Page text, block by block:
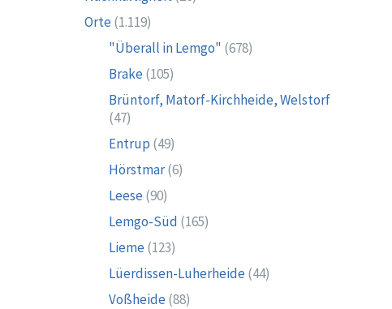
Orte (1.119)
"Überall in Lemgo" (678)
Brake (105)
Brüntorf, Matorf-Kirchheide, Welstorf
(47)
Entrup (49)
Hörstmar(6)
Leese (90)
Lemgo-Süd (165)
Lieme (123)
Lüerdissen-Luherheide (44)
Voßheide (88)